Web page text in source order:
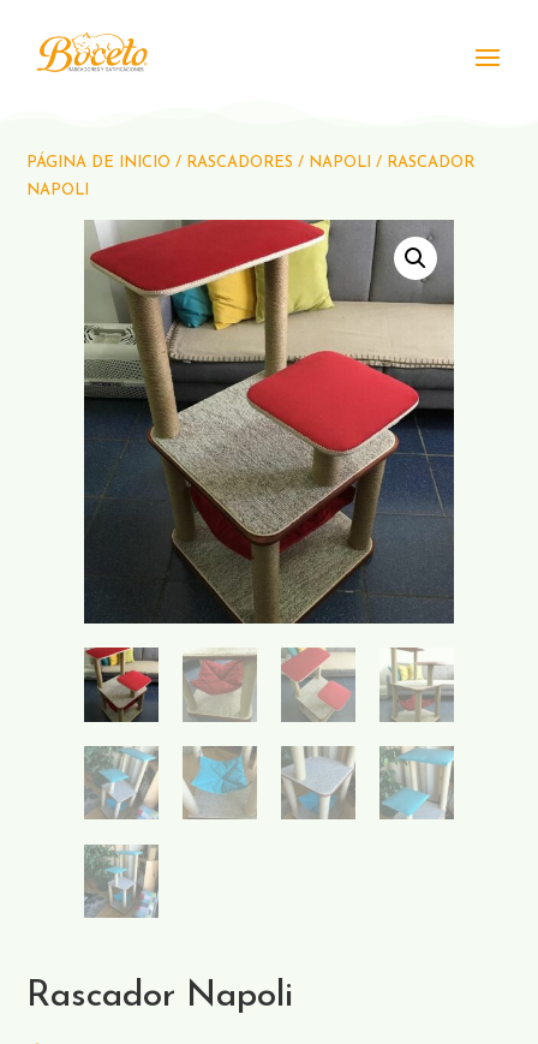
PÁGINA DE INICIO / RASCADORES / NAPOLI
/ RASCADOR
NAPOLI
Rascador Napoli